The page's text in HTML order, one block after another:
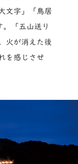
文字」「鳥居
「五山送り
火が消えた後
を感じさせ